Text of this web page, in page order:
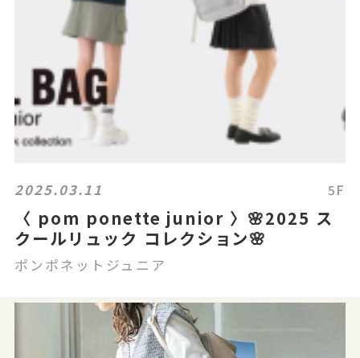
2025.03.11 5F
〈 pom ponette junior 〉🌸2025 ス
クールリュック コレクション🌸
ポンポネットジュニア